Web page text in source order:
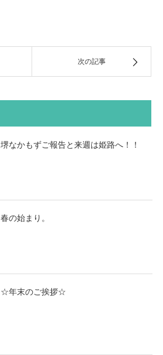
次の記事
堺なかもずご報告と来週は姫路へ！！
春の始まり。
☆年末のご挨拶☆